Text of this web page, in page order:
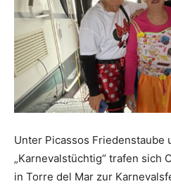
Unter Picassos Friedenstaube
„Karnevalstüchtig“ trafen sich
in Torre del Mar zur